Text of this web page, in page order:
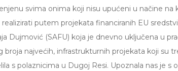
svima onima koji nisu upućeni u načine na
realizirati putem projekata financiranih EU
Dujmović (SAFU) koja je dnevno uključena u
broja najvećih, infrastrukturnih projekata koji su
s polaznicima u Dugoj Resi. Upoznala nas je